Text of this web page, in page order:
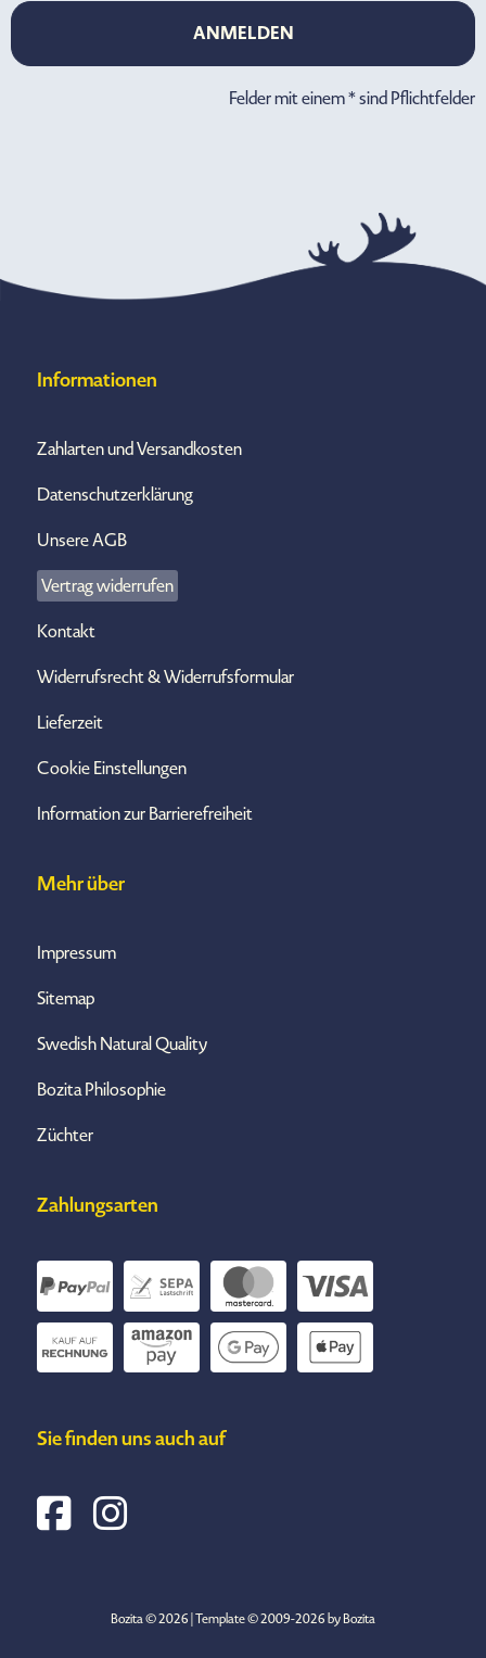
ANMELDEN
ANMELDEN
Felder mit einem * sind Pflichtfelder
Informationen
Zahlarten und Versandkosten
Datenschutzerklärung
Unsere AGB
Vertrag widerrufen
Kontakt
Widerrufsrecht & Widerrufsformular
Lieferzeit
Cookie Einstellungen
Information zur Barrierefreiheit
Mehr über
Impressum
Sitemap
Swedish Natural Quality
Bozita Philosophie
Züchter
Zahlungsarten
Sie finden uns auch auf
Bozita © 2026 | Template © 2009-2026 by Bozita